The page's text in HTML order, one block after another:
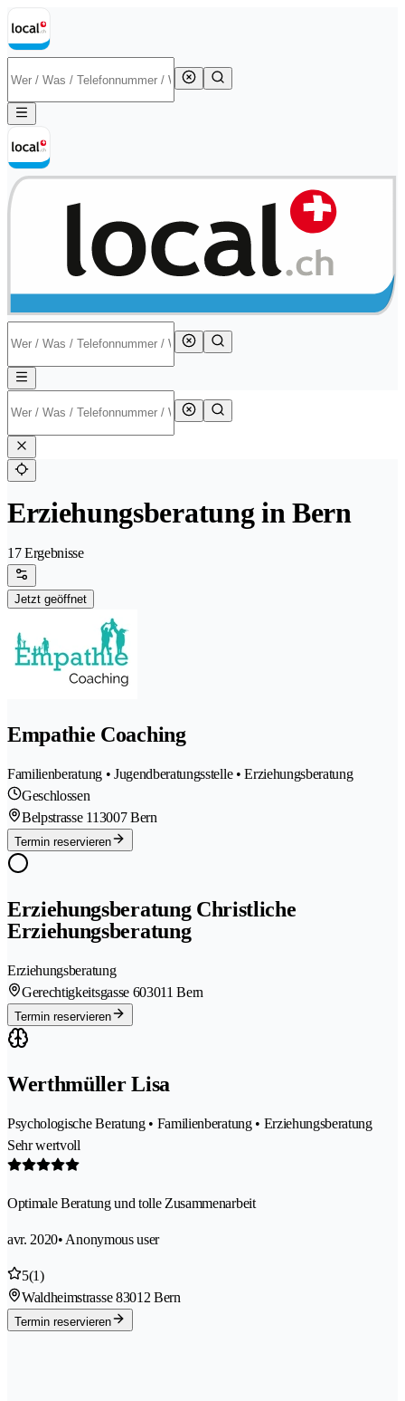
Erziehungsberatung in Bern
17 Ergebnisse
Jetzt geöffnet
Empathie Coaching
Familienberatung • Jugendberatungsstelle • Erziehungsberatung
Geschlossen
Belpstrasse 113007 Bern
Termin reservieren
Erziehungsberatung Christliche
Erziehungsberatung
Erziehungsberatung
Gerechtigkeitsgasse 603011 Bern
Termin reservieren
Werthmüller Lisa
Psychologische Beratung • Familienberatung • Erziehungsberatung
Sehr wertvoll
Optimale Beratung und tolle Zusammenarbeit
avr. 2020• Anonymous user
5(1)
Waldheimstrasse 83012 Bern
Termin reservieren